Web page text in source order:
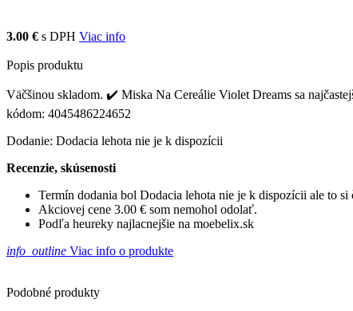
3.00 € s DPH Viac info
Popis produktu
Väčšinou skladom. ✔️ Miska Na Cereálie Violet Dreams sa
kódom: 4045486224652
Dodanie: Dodacia lehota nie je k dispozícii
Recenzie, skúsenosti
Termín dodania bol Dodacia lehota nie je k dispozícii ale to si
Akciovej cene 3.00 € som nemohol odolať.
Podľa heureky najlacnejšie na moebelix.sk
info_outline Viac info o produkte
Podobné produkty